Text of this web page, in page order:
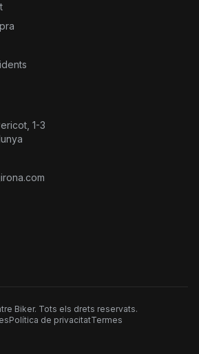
1-3
Biker. Tots els drets reservats.
Política de privacitatTermes